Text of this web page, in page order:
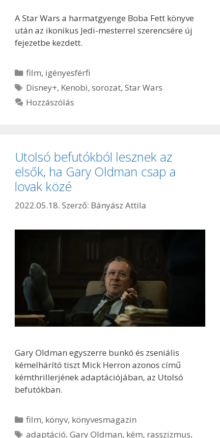
A Star Wars a harmatgyenge Boba Fett könyve
után az ikonikus Jedi-mesterrel szerencsére új
fejezetbe kezdett.
Kategória
film, igényesférfi
Címkék
Disney+, Kenobi,sorozat,Star Wars
Hozzászólás
Utolsó befutókból lesznek az
elsők, ha Gary Oldman csap a
lovak közé
2022.05.18. Szerző: Bányász Attila
Gary Oldman egyszerre bunkó és zseniális
kémelhárító tiszt Mick Herron azonos című
kémthrillerjének adaptációjában, az Utolsó
befutókban.
Kategória
film, könyv, könyvesmagazin
Címkék
adaptáció,Gary Oldman, kém, rasszizmus,